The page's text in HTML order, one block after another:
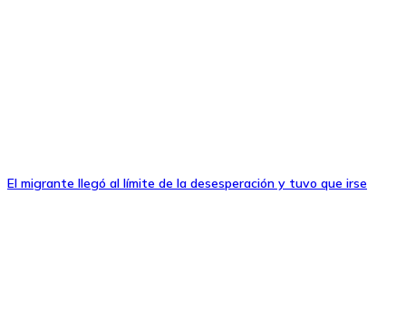
El migrante llegó al límite de la desesperación y tuvo que irse